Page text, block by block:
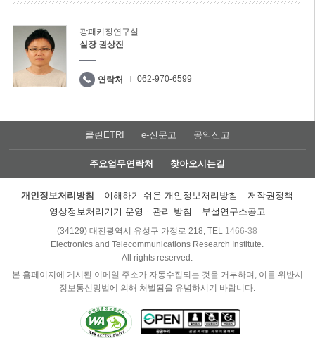
광패키징연구실
실장 권상진
연락처 062-970-6599
클린ETRI e-신문고 공익신고
주요업무연락처 찾아오시는길
개인정보처리방침 이해하기 쉬운 개인정보처리방침
저작권정책
영상정보처리기기 운영ㆍ관리 방침
부설연구소공고
(34129) 대전광역시 유성구 가정로 218, TEL 1466-38
Electronics and Telecommunications Research Institute.
All rights reserved.
본 홈페이지에 게시된 이메일 주소가 자동수집되는 것을 거부하며, 이를 위반시
정보통신망법에 의해 처벌됨을 유념하시기 바랍니다.